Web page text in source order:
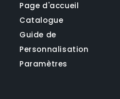
Page d'accueil
Catalogue
Guide de
Personnalisation
Paramètres